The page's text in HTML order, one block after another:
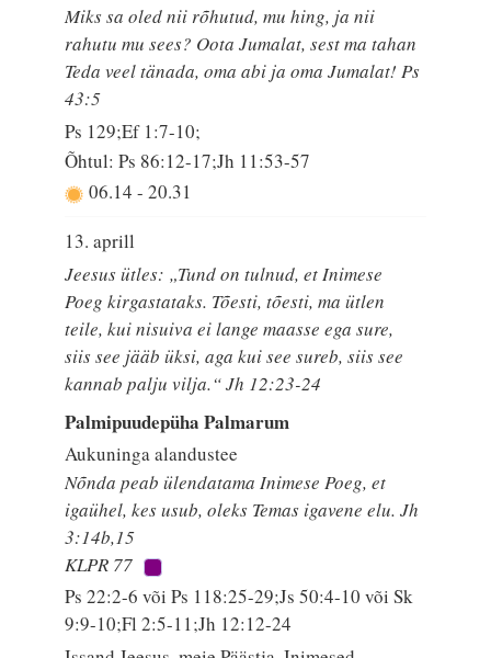
Miks sa oled nii rõhutud, mu hing, ja nii
rahutu mu sees? Oota Jumalat, sest ma tahan
Teda veel tänada, oma abi ja oma Jumalat! Ps
43:5
Ps 129;Ef 1:7-10;
Õhtul: Ps 86:12-17;Jh 11:53-57
06.14-20.31
13. aprill
Jeesus ütles: „Tund on tulnud, et Inimese
Poeg kirgastataks. Tõesti, tõesti, ma ütlen
teile, kui nisuiva ei lange maasse ega sure,
siis see jääb üksi, aga kui see sureb, siis see
kannab palju vilja.“ Jh 12:23-24
Palmipuudepüha Palmarum
Aukuninga alandustee
Nõnda peab ülendatama Inimese Poeg, et
igaühel, kes usub, oleks Temas igavene elu. Jh
3:14b,15
KLPR 77
Ps 22:2-6 või Ps 118:25-29;Js 50:4-10 või Sk
9:9-10;Fl 2:5-11;Jh 12:12-24